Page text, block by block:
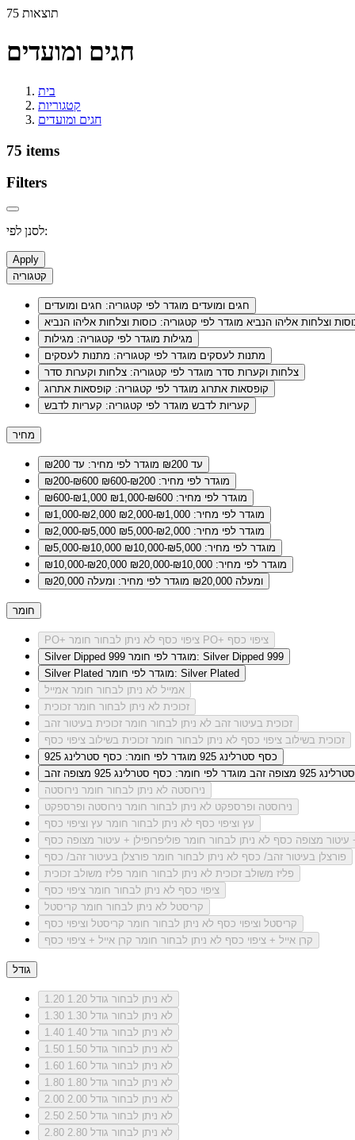
75 תוצאות
חגים ומועדים
בית
קטגוריות
חגים ומועדים
75 items
Filters
לסנן לפי:
Apply
קטגוריה
חגים ומועדים מוגדר לפי קטגוריה: חגים ומועדים
וצלחות אליהו הנביא מוגדר לפי קטגוריה: כוסות וצלחות אליהו הנביא
מגילות מוגדר לפי קטגוריה: מגילות
מתנות לעסקים מוגדר לפי קטגוריה: מתנות לעסקים
צלחות וקערות סדר מוגדר לפי קטגוריה: צלחות וקערות סדר
קופסאות אתרוג מוגדר לפי קטגוריה: קופסאות אתרוג
קעריות לדבש מוגדר לפי קטגוריה: קעריות לדבש
מחיר
עד ₪200
מוגדר לפי מחיר: עד ₪200
₪200-₪600
מוגדר לפי מחיר: ₪200-₪600
₪600-₪1,000
מוגדר לפי מחיר: ₪600-₪1,000
₪1,000-₪2,000
מוגדר לפי מחיר: ₪1,000-₪2,000
₪2,000-₪5,000
מוגדר לפי מחיר: ₪2,000-₪5,000
₪5,000-₪10,000
מוגדר לפי מחיר: ₪5,000-₪10,000
₪10,000-₪20,000
מוגדר לפי מחיר: ₪10,000-₪20,000
ומעלה ₪20,000
מוגדר לפי מחיר: ומעלה ₪20,000
חומר
PO+ ציפוי כסף
לא ניתן לבחור חומר PO+ ציפוי כסף
Silver Dipped 999
מוגדר לפי חומר: Silver Dipped 999
Silver Plated
מוגדר לפי חומר: Silver Plated
אמייל לא ניתן לבחור חומר אמייל
זכוכית לא ניתן לבחור חומר זכוכית
זכוכית בעיטור זהב לא ניתן לבחור חומר זכוכית בעיטור זהב
זכוכית בשילוב ציפוי כסף לא ניתן לבחור חומר זכוכית בשילוב ציפוי כסף
כסף סטרלינג 925
מוגדר לפי חומר: כסף סטרלינג 925
925 מצופה זהב
מוגדר לפי חומר: כסף סטרלינג 925 מצופה זהב
נירוסטה לא ניתן לבחור חומר נירוסטה
נירוסטה ופרספקט לא ניתן לבחור חומר נירוסטה ופרספקט
עץ וציפוי כסף לא ניתן לבחור חומר עץ וציפוי כסף
עיטור מצופה כסף לא ניתן לבחור חומר פוליפרופילן + עיטור מצופה כסף
פורצלן בעיטור זהב/ כסף לא ניתן לבחור חומר פורצלן בעיטור זהב/ כסף
פליז משולב זכוכית לא ניתן לבחור חומר פליז משולב זכוכית
ציפוי כסף לא ניתן לבחור חומר ציפוי כסף
קריסטל לא ניתן לבחור חומר קריסטל
קריסטל וציפוי כסף לא ניתן לבחור חומר קריסטל וציפוי כסף
קרן אייל + ציפוי כסף לא ניתן לבחור חומר קרן אייל + ציפוי כסף
גודל
1.20
לא ניתן לבחור גודל 1.20
1.30
לא ניתן לבחור גודל 1.30
1.40
לא ניתן לבחור גודל 1.40
1.50
לא ניתן לבחור גודל 1.50
1.60
לא ניתן לבחור גודל 1.60
1.80
לא ניתן לבחור גודל 1.80
2.00
לא ניתן לבחור גודל 2.00
2.50
לא ניתן לבחור גודל 2.50
2.80
לא ניתן לבחור גודל 2.80